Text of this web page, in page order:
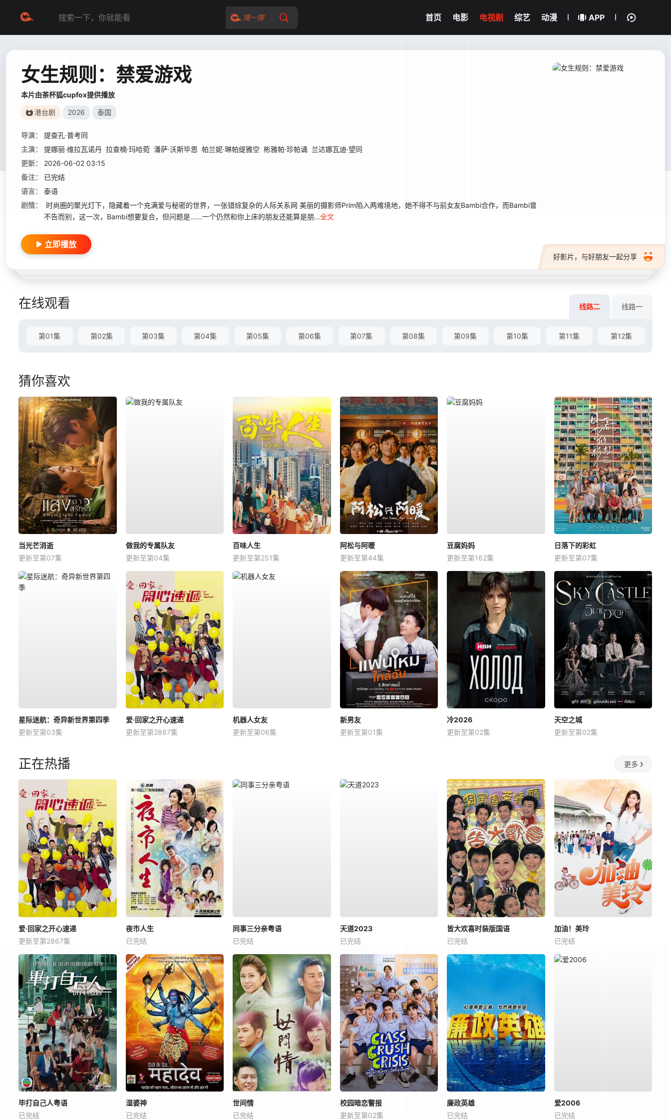
搜一搜 首页 电影 电视剧 综艺 动漫 APP
女生规则：禁爱游戏
本片由茶杯狐cupfox提供播放
港台剧 2026 泰国
导演：
提查孔·普考同
主演：
提娜丽·维拉瓦诺丹 拉查楠·玛哈菀 潘萨·沃斯毕恩 帕兰妮·琳帕缇雅空 彬雅帕·珍帕诵 兰达娜瓦迪·望同
更新：
2026-06-02 03:15
备注：
已完结
语言：
泰语
剧情：
时尚圈的聚光灯下，隐藏着一个充满爱与秘密的世界，一张错综复杂的人际关系网 美丽的摄影师Prim陷入两难境地，她不得不与前女友Bambi合作，而Bambi曾
不告而别，这一次，Bambi想要复合，但问题是……一个仍然和你上床的朋友还能算是朋...全文
好影片，与好朋友一起分享
立即播放
在线观看 线路二 线路一
第01集 第02集 第03集 第04集 第05集 第06集 第07集 第08集 第09集 第10集 第11集 第12集
猜你喜欢
当光芒消逝
更新至第07集
做我的专属队友
更新至第04集
百味人生
更新至第251集
阿松与阿暖
更新至第44集
豆腐妈妈
更新至第162集
日落下的彩虹
更新至第07集
星际迷航：奇异新世界第四季
更新至第03集
爱·回家之开心速递
更新至第2867集
机器人女友
更新至第06集
新男友
更新至第01集
冷2026
更新至第02集
天空之城
更新至第02集
正在热播 更多
爱·回家之开心速递
更新至第2867集
夜市人生
已完结
同事三分亲粤语
已完结
天道2023
已完结
皆大欢喜时装版国语
已完结
加油！美玲
已完结
毕打自己人粤语
已完结
湿婆神
已完结
世间情
已完结
校园暗恋警报
更新至第02集
廉政英雄
已完结
爱2006
已完结